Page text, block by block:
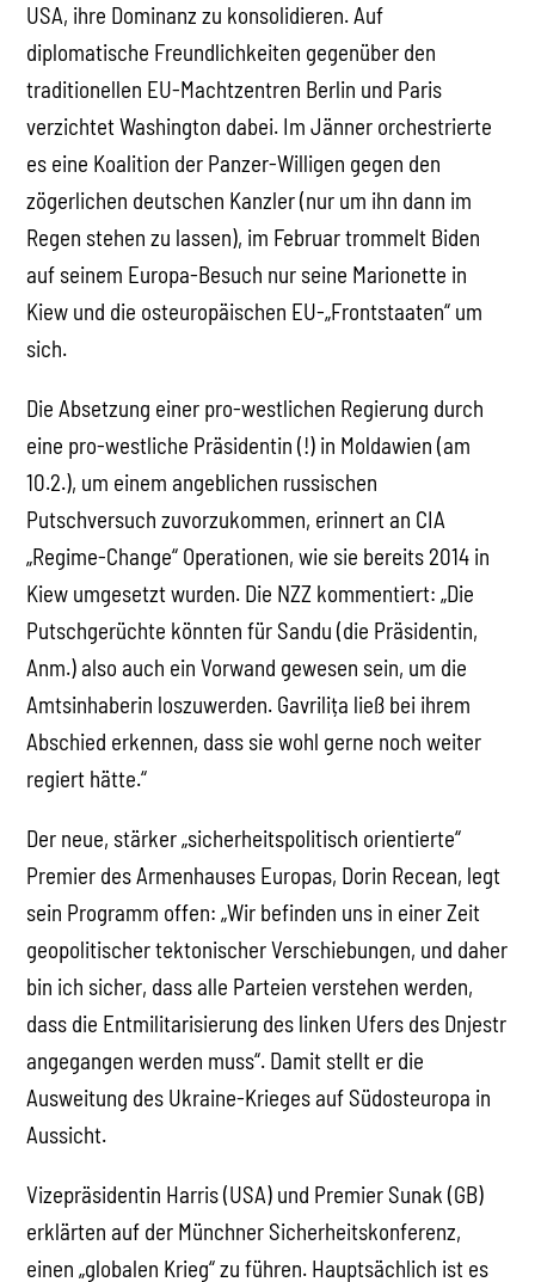
USA, ihre Dominanz zu konsolidieren. Auf
diplomatische Freundlichkeiten gegenüber den
traditionellen EU-Machtzentren Berlin und Paris
verzichtet Washington dabei. Im Jänner orchestrierte
es eine Koalition der Panzer-Willigen gegen den
zögerlichen deutschen Kanzler (nur um ihn dann im
Regen stehen zu lassen), im Februar trommelt Biden
auf seinem Europa-Besuch nur seine Marionette in
Kiew und die osteuropäischen EU-„Frontstaaten“ um
sich.
Die Absetzung einer pro-westlichen Regierung durch
eine pro-westliche Präsidentin (!) in Moldawien (am
10.2.), um einem angeblichen russischen
Putschversuch zuvorzukommen, erinnert an CIA
„Regime-Change“ Operationen, wie sie bereits 2014 in
Kiew umgesetzt wurden. Die NZZ kommentiert: „Die
Putschgerüchte könnten für Sandu (die Präsidentin,
Anm.) also auch ein Vorwand gewesen sein, um die
Amtsinhaberin loszuwerden. Gavrilița ließ bei ihrem
Abschied erkennen, dass sie wohl gerne noch weiter
regiert hätte.“
Der neue, stärker „sicherheitspolitisch orientierte“
Premier des Armenhauses Europas, Dorin Recean, legt
sein Programm offen: „Wir befinden uns in einer Zeit
geopolitischer tektonischer Verschiebungen, und daher
bin ich sicher, dass alle Parteien verstehen werden,
dass die Entmilitarisierung des linken Ufers des Dnjestr
angegangen werden muss“. Damit stellt er die
Ausweitung des Ukraine-Krieges auf Südosteuropa in
Aussicht.
Vizepräsidentin Harris (USA) und Premier Sunak (GB)
erklärten auf der Münchner Sicherheitskonferenz,
einen „globalen Krieg“ zu führen. Hauptsächlich ist es